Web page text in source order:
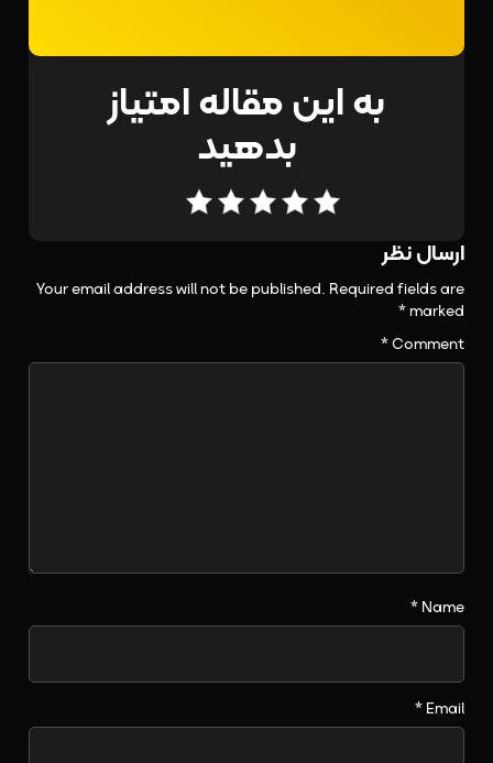
به این مقاله امتیاز
بدهید
Your email address will not be published. Required fields are
marked
*
Comment
*
Name
*
Email
*